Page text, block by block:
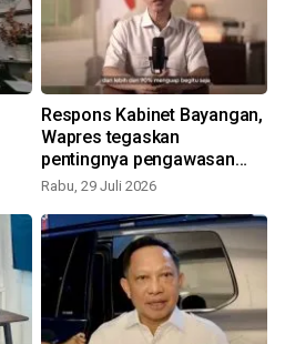
Respons Kabinet Bayangan,
Wapres tegaskan
pentingnya pengawasan
publik
Rabu, 29 Juli 2026